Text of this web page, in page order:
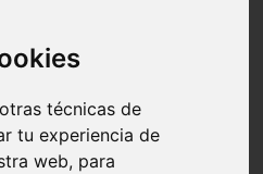
técnicas de
tu experiencia de
web, para